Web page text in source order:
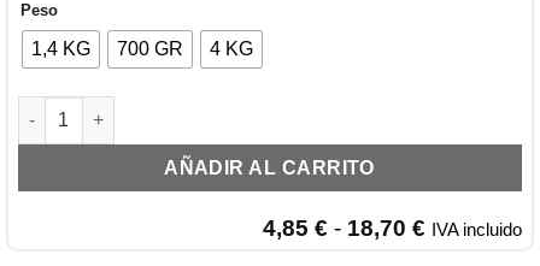
Peso
1,4 KG 700 GR 4 KG
ORYCS Pienso Completo Adult Guinea Pig cantidad
AÑADIR AL CARRITO
4,85 € - 18,70 € Rango
IVA incluido